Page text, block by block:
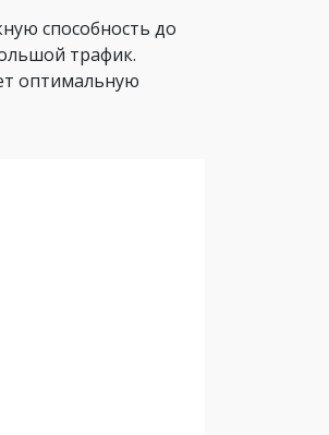
способность до
трафик.
оптимальную